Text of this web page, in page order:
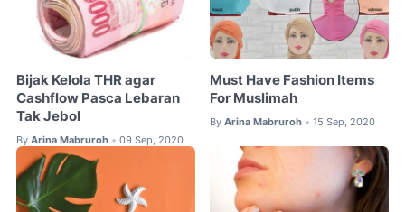
Bijak Kelola THR agar
Cashflow Pasca Lebaran
Tak Jebol
By Arina Mabruroh • 09 Sep, 2020
Must Have Fashion Items
For Muslimah
By Arina Mabruroh • 15 Sep, 2020